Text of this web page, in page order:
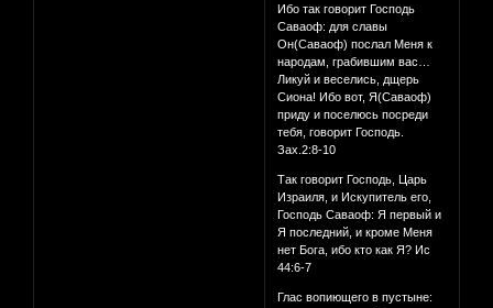
Ибо так говорит Господь
Саваоф: для славы
Он(Саваоф) послал Меня к
народам, грабившим вас…
Ликуй и веселись, дщерь
Сиона! Ибо вот, Я(Саваоф)
приду и поселюсь посреди
тебя, говорит Господь.
Зах.2:8-10
Так говорит Господь, Царь
Израиля, и Искупитель его,
Господь Саваоф: Я первый и
Я последний, и кроме Меня
нет Бога, ибо кто как Я? Ис
44:6-7
Глас вопиющего в пустыне: